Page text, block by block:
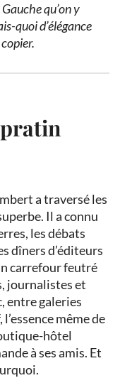
qu’on y
quoi d’élégance
a traversé les
Il a connu
les débats
dîners d’éditeurs
carrefour feutré
journalistes et
entre galeries
même de
hôtel
à ses amis. Et